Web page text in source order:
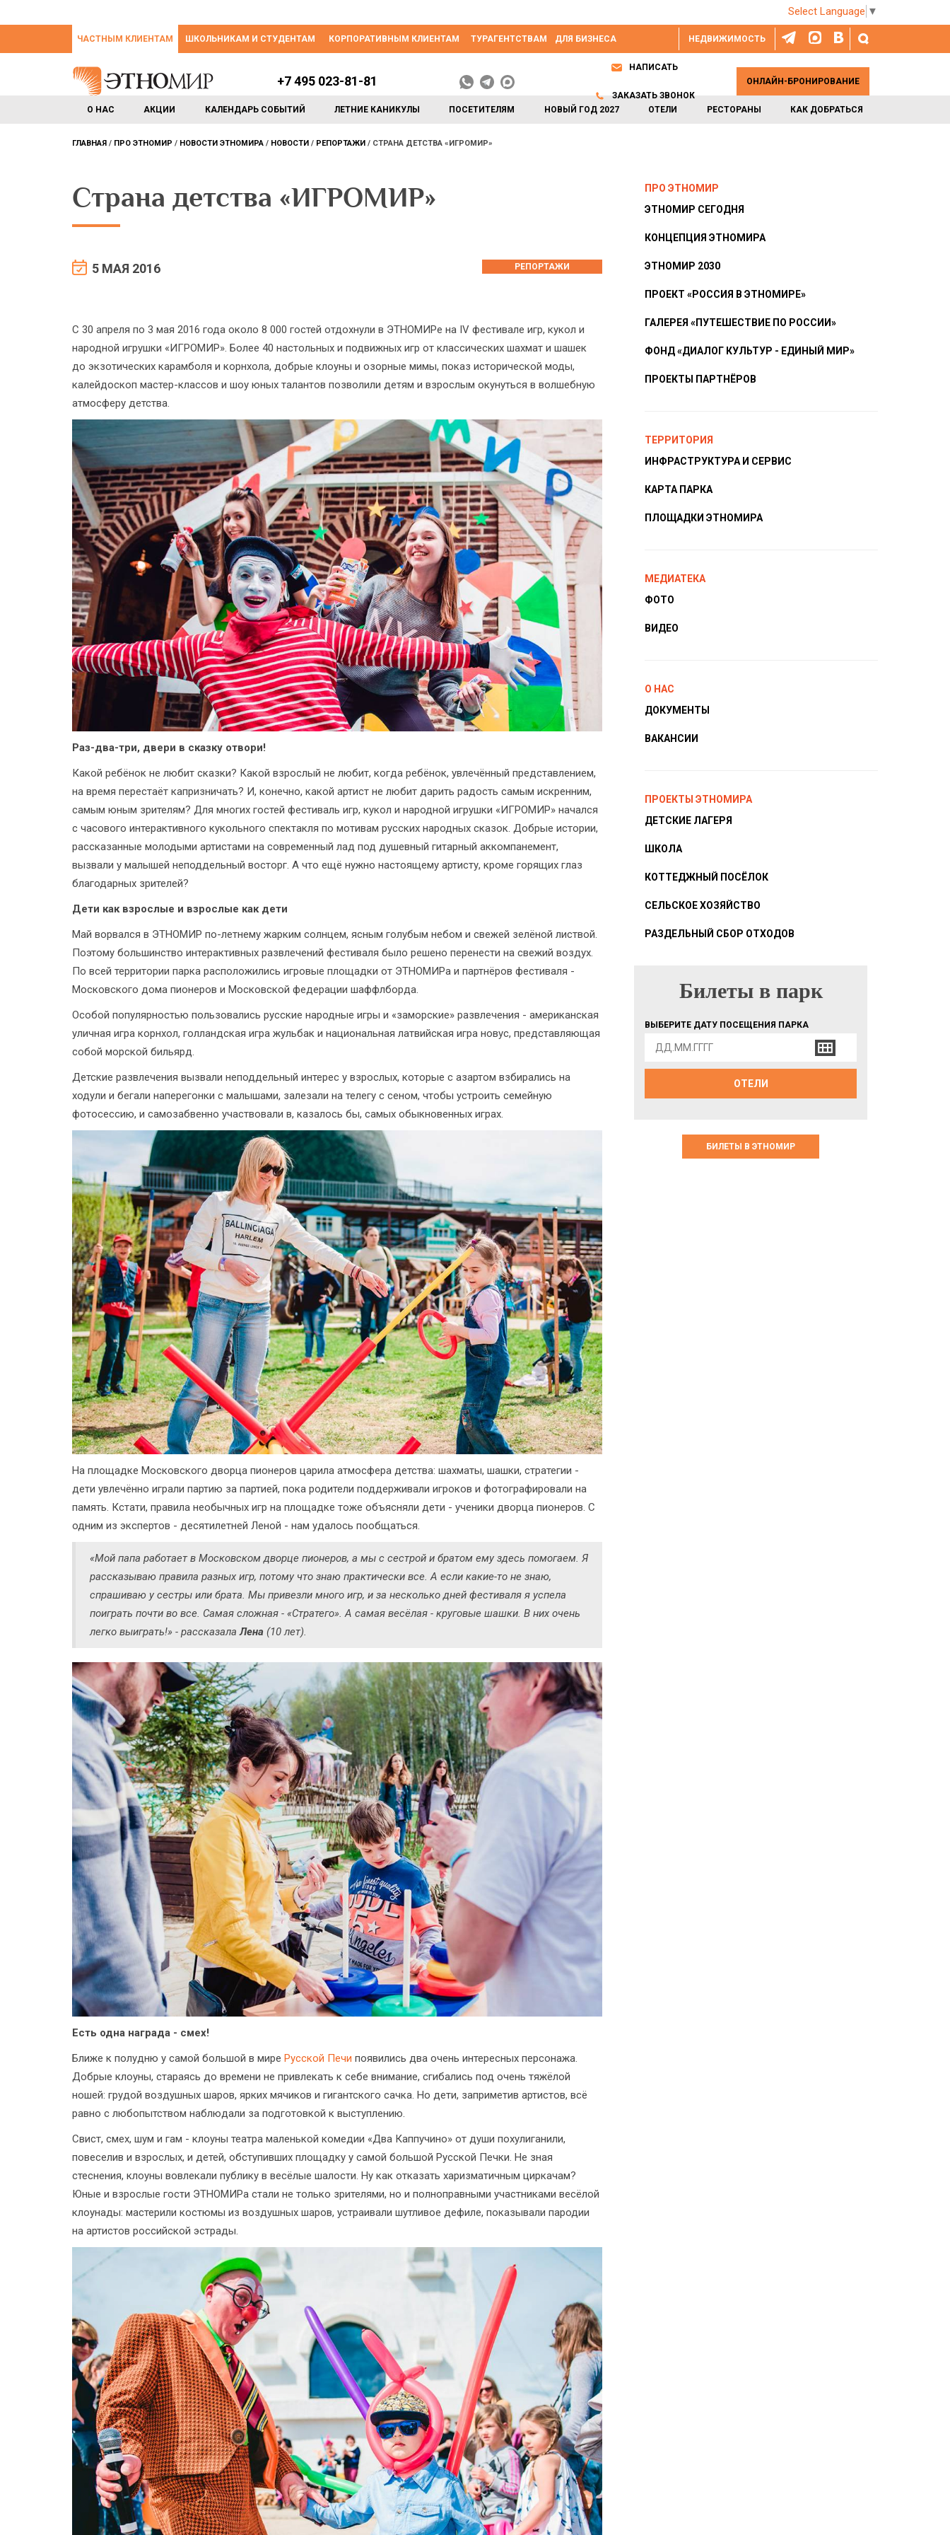
Select Language ▼
НЕДВИЖИМОСТЬ
ЧАСТНЫМ КЛИЕНТАМ ШКОЛЬНИКАМ И СТУДЕНТАМ КОРПОРАТИВНЫМ КЛИЕНТАМ ТУРАГЕНТСТВАМ ДЛЯ БИЗНЕСА
О НАС АКЦИИ КАЛЕНДАРЬ СОБЫТИЙ ЛЕТНИЕ КАНИКУЛЫ ПОСЕТИТЕЛЯМ НОВЫЙ ГОД 2027 ОТЕЛИ РЕСТОРАНЫ КАК ДОБРАТЬСЯ
+7 495 023-81-81
НАПИСАТЬ
ЗАКАЗАТЬ ЗВОНОК
ОНЛАЙН-БРОНИРОВАНИЕ
ГЛАВНАЯ ПРО ЭТНОМИР НОВОСТИ ЭТНОМИРА НОВОСТИ РЕПОРТАЖИ СТРАНА ДЕТСТВА «ИГРОМИР»
Страна детства «ИГРОМИР»
5 МАЯ 2016 РЕПОРТАЖИ
С 30 апреля по 3 мая 2016 года около 8 000 гостей отдохнули в ЭТНОМИРе на IV фестивале игр, кукол и
народной игрушки «ИГРОМИР». Более 40 настольных и подвижных игр от классических шахмат и шашек
до экзотических карамболя и корнхола, добрые клоуны и озорные мимы, показ исторической моды,
калейдоскоп мастер-классов и шоу юных талантов позволили детям и взрослым окунуться в волшебную
атмосферу детства.
Раз-два-три, двери в сказку отвори!
Какой ребёнок не любит сказки? Какой взрослый не любит, когда ребёнок, увлечённый представлением,
на время перестаёт капризничать? И, конечно, какой артист не любит дарить радость самым искренним,
самым юным зрителям? Для многих гостей фестиваль игр, кукол и народной игрушки «ИГРОМИР» начался
с часового интерактивного кукольного спектакля по мотивам русских народных сказок. Добрые истории,
рассказанные молодыми артистами на современный лад под душевный гитарный аккомпанемент,
вызвали у малышей неподдельный восторг. А что ещё нужно настоящему артисту, кроме горящих глаз
благодарных зрителей?
Дети как взрослые и взрослые как дети
Май ворвался в ЭТНОМИР по-летнему жарким солнцем, ясным голубым небом и свежей зелёной листвой.
Поэтому большинство интерактивных развлечений фестиваля было решено перенести на свежий воздух.
По всей территории парка расположились игровые площадки от ЭТНОМИРа и партнёров фестиваля -
Московского дома пионеров и Московской федерации шаффлборда.
Особой популярностью пользовались русские народные игры и «заморские» развлечения - американская
уличная игра корнхол, голландская игра жульбак и национальная латвийская игра новус, представляющая
собой морской бильярд.
Детские развлечения вызвали неподдельный интерес у взрослых, которые с азартом взбирались на
ходули и бегали наперегонки с малышами, залезали на телегу с сеном, чтобы устроить семейную
фотосессию, и самозабвенно участвовали в, казалось бы, самых обыкновенных играх.
На площадке Московского дворца пионеров царила атмосфера детства: шахматы, шашки, стратегии -
дети увлечённо играли партию за партией, пока родители поддерживали игроков и фотографировали на
память. Кстати, правила необычных игр на площадке тоже объясняли дети - ученики дворца пионеров. С
одним из экспертов - десятилетней Леной - нам удалось пообщаться.
«Мой папа работает в Московском дворце пионеров, а мы с сестрой и братом ему здесь помогаем. Я
рассказываю правила разных игр, потому что знаю практически все. А если какие-то не знаю,
спрашиваю у сестры или брата. Мы привезли много игр, и за несколько дней фестиваля я успела
поиграть почти во все. Самая сложная - «Стратего». А самая весёлая - круговые шашки. В них очень
легко выиграть!» - рассказалаЛена (10 лет).
Есть одна награда - смех!
Ближе к полудню у самой большой в мире Русской Печи появились два очень интересных персонажа.
Добрые клоуны, стараясь до времени не привлекать к себе внимание, сгибались под очень тяжёлой
ношей: грудой воздушных шаров, ярких мячиков и гигантского сачка. Но дети, заприметив артистов, всё
равно с любопытством наблюдали за подготовкой к выступлению.
Свист, смех, шум и гам - клоуны театра маленькой комедии «Два Каппучино» от души похулиганили,
повеселив и взрослых, и детей, обступивших площадку у самой большой Русской Печки. Не зная
стеснения, клоуны вовлекали публику в весёлые шалости. Ну как отказать харизматичным циркачам?
Юные и взрослые гости ЭТНОМИРа стали не только зрителями, но и полноправными участниками весёлой
клоунады: мастерили костюмы из воздушных шаров, устраивали шутливое дефиле, показывали пародии
на артистов российской эстрады.
ПРО ЭТНОМИР
ЭТНОМИР СЕГОДНЯ
КОНЦЕПЦИЯ ЭТНОМИРА
ЭТНОМИР 2030
ПРОЕКТ «РОССИЯ В ЭТНОМИРЕ»
ГАЛЕРЕЯ «ПУТЕШЕСТВИЕ ПО РОССИИ»
ФОНД «ДИАЛОГ КУЛЬТУР - ЕДИНЫЙ МИР»
ПРОЕКТЫ ПАРТНЁРОВ
ТЕРРИТОРИЯ
ИНФРАСТРУКТУРА И СЕРВИС
КАРТА ПАРКА
ПЛОЩАДКИ ЭТНОМИРА
МЕДИАТЕКА
ФОТО
ВИДЕО
О НАС
ДОКУМЕНТЫ
ВАКАНСИИ
ПРОЕКТЫ ЭТНОМИРА
ДЕТСКИЕ ЛАГЕРЯ
ШКОЛА
КОТТЕДЖНЫЙ ПОСЁЛОК
СЕЛЬСКОЕ ХОЗЯЙСТВО
РАЗДЕЛЬНЫЙ СБОР ОТХОДОВ
БИЛЕТЫ В ПАРК
Билеты в парк
ВЫБЕРИТЕ ДАТУ ПОСЕЩЕНИЯ ПАРКА
ОТЕЛИ
БИЛЕТЫ В ЭТНОМИР